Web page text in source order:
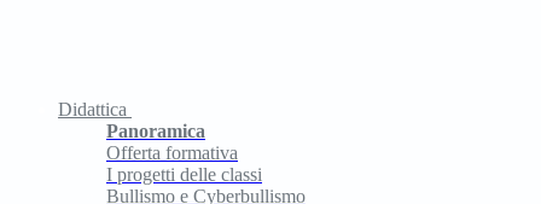
Didattica
Panoramica
Offerta formativa
I progetti delle classi
Bullismo e Cyberbullismo